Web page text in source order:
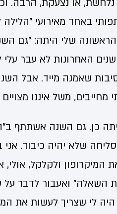
באחד מאירועי
שלי היתה: "גם
האחרונות לא עבר
שאמנה מייד. אבל
מחייבים, משל איננו
כן. גם השנה אשתתף
סליחה שלא יהיה כיבוד.
המיקרופון ולקלקל,
השאלה" ואעבור לדבר על
היה לי שצריך לעשות את